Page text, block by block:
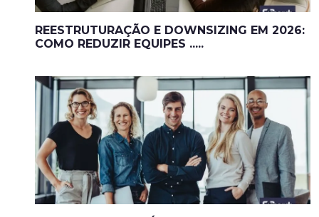
REESTRUTURAÇÃO E DOWNSIZING EM 2026:
COMO REDUZIR EQUIPES .....